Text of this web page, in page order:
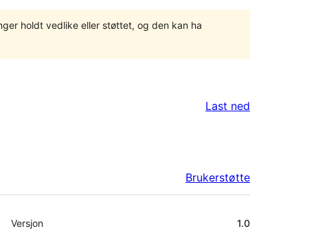
holdt vedlike eller støttet, og den kan ha
Last ned
Brukerstøtte
Meta
Versjon 1.0